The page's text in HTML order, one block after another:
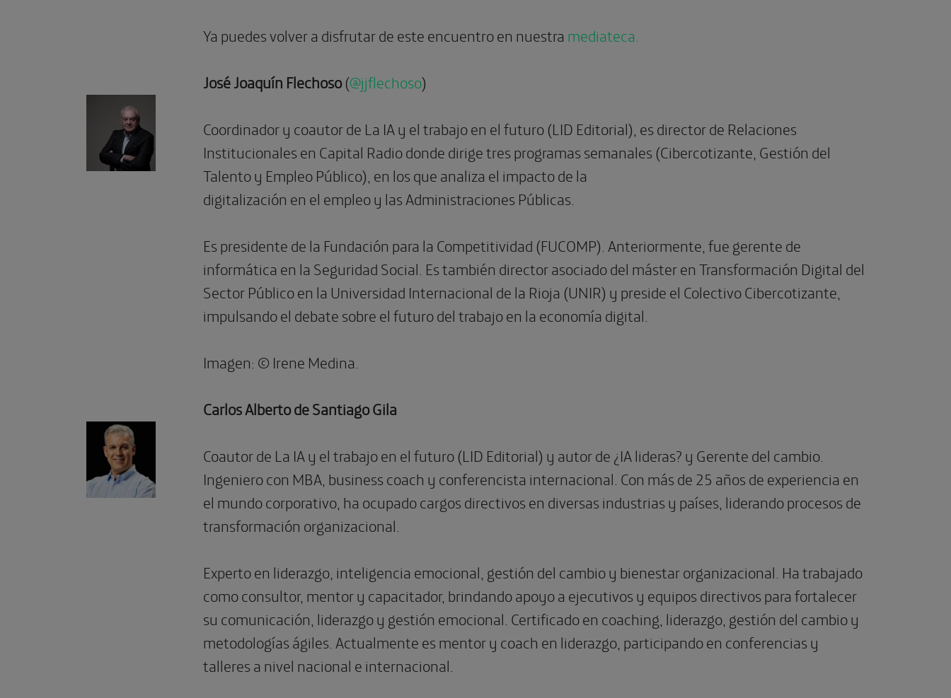
Ya puedes volver a disfrutar de este encuentro en nuestra mediateca.
José Joaquín Flechoso(@jjflechoso)
Coordinador y coautor de La IA y el trabajo en el futuro (LID Editorial), es director de Relaciones
Institucionales en Capital Radio donde dirige tres programas semanales (Cibercotizante, Gestión del
Talento y Empleo Público), en los que analiza el impacto de la
digitalización en el empleo y las Administraciones Públicas.
Es presidente de la Fundación para la Competitividad (FUCOMP). Anteriormente, fue gerente de
informática en la Seguridad Social. Es también director asociado del máster en Transformación Digital del
Sector Público en la Universidad Internacional de la Rioja (UNIR) y preside el Colectivo Cibercotizante,
impulsando el debate sobre el futuro del trabajo en la economía digital.
Imagen: © Irene Medina.
Carlos Alberto de Santiago Gila
Coautor de La IA y el trabajo en el futuro (LID Editorial) y autor de ¿IA lideras? y Gerente del cambio.
Ingeniero con MBA, business coach y conferencista internacional. Con más de 25 años de experiencia en
el mundo corporativo, ha ocupado cargos directivos en diversas industrias y países, liderando procesos de
transformación organizacional.
Experto en liderazgo, inteligencia emocional, gestión del cambio y bienestar organizacional. Ha trabajado
como consultor, mentor y capacitador, brindando apoyo a ejecutivos y equipos directivos para fortalecer
su comunicación, liderazgo y gestión emocional. Certificado en coaching, liderazgo, gestión del cambio y
metodologías ágiles. Actualmente es mentor y coach en liderazgo, participando en conferencias y
talleres a nivel nacional e internacional.